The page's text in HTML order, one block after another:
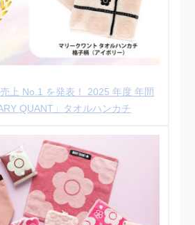
上 No.1 を発表！ 2025 年度 年間
QUANT」タオルハンカチ